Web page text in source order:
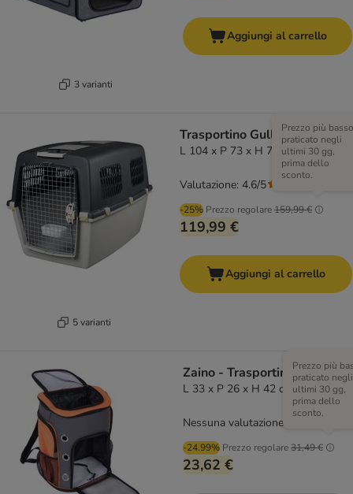
3 varianti
Aggiungi al carrello
5 varianti
Trasportino Gulliver Trixie
L 104 x P 73 x H 75 cm
-25% Prezzo regolare159,99 €
Prezzo più basso
praticato negli
ultimi 30 gg,
prima dello
sconto.
119,99 €
Valutazione: 4.6/5
Aggiungi al carrello
Zaino - Trasportino Voyage
L 33 x P 26 x H 42 cm
-24.99% Prezzo regolare31,49 €
Prezzo più
praticato negli
ultimi 30 gg,
prima dello
sconto.
23,62 €
Nessuna valutazione